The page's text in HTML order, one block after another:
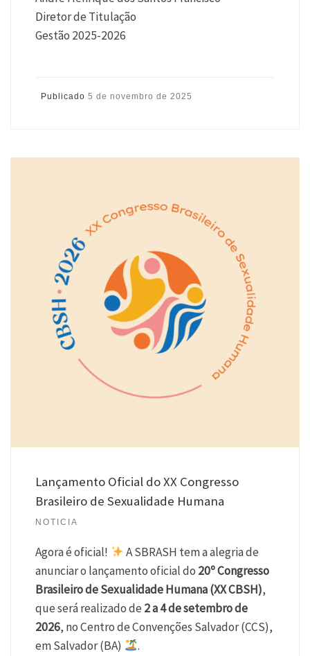
Diretor de Titulação
Gestão 2025-2026
Publicado5 de novembro de 2025
Lançamento Oficial do XX Congresso
Brasileiro de Sexualidade Humana
NOTICIA
Agora é oficial!
A SBRASH tem a alegria de
anunciar o lançamento oficial do 20º Congresso
Brasileiro de Sexualidade Humana (XX CBSH),
que será realizado de2 a 4 de setembro de
2026, no Centro de Convenções Salvador (CCS),
em Salvador (BA)
.